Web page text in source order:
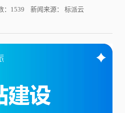
：1539 新闻来源： 标派云